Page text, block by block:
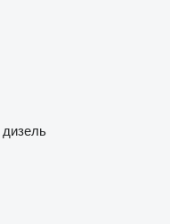
дизель